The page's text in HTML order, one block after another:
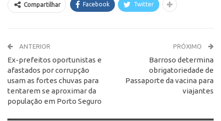
Compartilhar Facebook Twitter
ANTERIOR
Ex-prefeitos oportunistas e
afastados por corrupção
usam as fortes chuvas para
tentarem se aproximar da
população em Porto Seguro
PRÓXIMO
Barroso determina
obrigatoriedade de
Passaporte da vacina para
viajantes